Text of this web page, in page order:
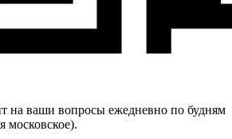
на ваши вопросы ежедневно по будням
московское).